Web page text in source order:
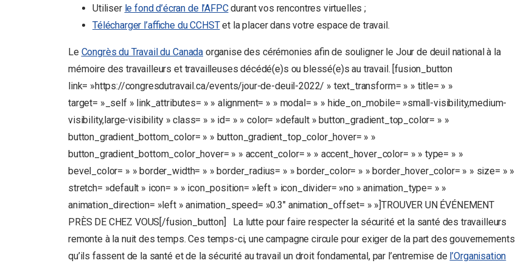
Utiliser le fond d’écran de l’AFPCdurant vos rencontres virtuelles ;
Télécharger l’affiche du CCHSTet la placer dans votre espace de travail.
Le Congrès du Travail du Canada organise des cérémonies afin de souligner le Jour de deuil national à la
mémoire des travailleurs et travailleuses décédé(e)s ou blessé(e)s au travail. [fusion_button
link= »https://congresdutravail.ca/events/jour-de-deuil-2022/ » text_transform= » » title= » »
target= »_self » link_attributes= » » alignment= » » modal= » » hide_on_mobile= »small-visibility,medium-
visibility,large-visibility » class= » » id= » » color= »default » button_gradient_top_color= » »
button_gradient_bottom_color= » » button_gradient_top_color_hover= » »
button_gradient_bottom_color_hover= » » accent_color= » » accent_hover_color= » » type= » »
bevel_color= » » border_width= » » border_radius= » » border_color= » » border_hover_color= » » size= » »
stretch= »default » icon= » » icon_position= »left » icon_divider= »no » animation_type= » »
animation_direction= »left » animation_speed= »0.3″ animation_offset= » »]TROUVER UN ÉVÉNEMENT
PRÈS DE CHEZ VOUS[/fusion_button] La lutte pour faire respecter la sécurité et la santé des travailleurs
remonte à la nuit des temps. Ces temps-ci, une campagne circule pour exiger de la part des gouvernements
qu’ils fassent de la santé et de la sécurité au travail un droit fondamental, par l’entremise de l’Organisation